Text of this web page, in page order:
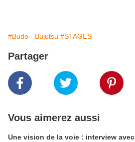
#Budo - Bujutsu #STAGES
Partager
Vous aimerez aussi
Une vision de la voie : interview avec